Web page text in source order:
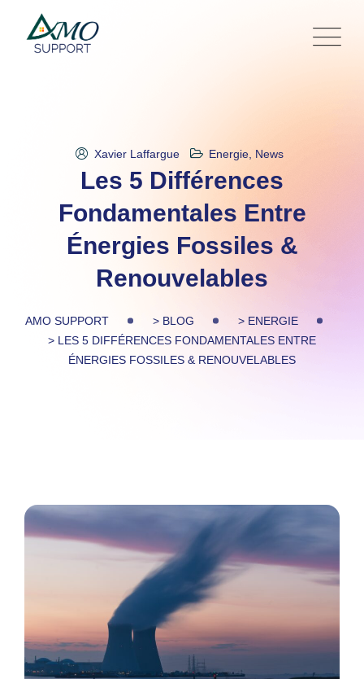
content
Xavier Laffargue Energie, News
Les 5 Différences
Fondamentales Entre
Énergies Fossiles &
Renouvelables
AMO SUPPORT > BLOG > ENERGIE
> LES 5 DIFFÉRENCES FONDAMENTALES ENTRE
ÉNERGIES FOSSILES & RENOUVELABLES